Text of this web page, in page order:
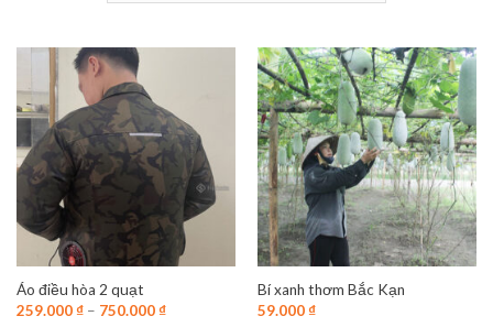
Áo điều hòa 2 quạt
259.000₫– 750.000₫
Bí xanh thơm Bắc Kạn
59.000₫